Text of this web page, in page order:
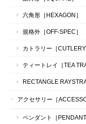
六角形［HEXAGON］
規格外［OFF-SPEC］
カトラリー［CUTLERY
ティートレイ［TEA
RECTANGLE
アクセサリー［
ペンダント［PENDANT